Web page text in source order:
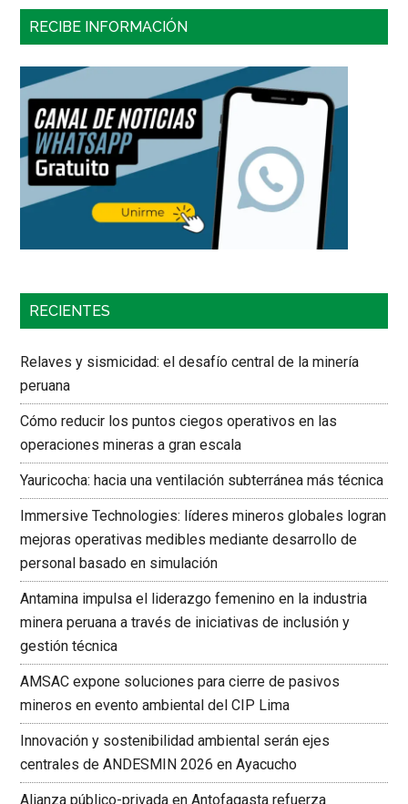
RECIBE INFORMACIÓN
RECIENTES
Relaves y sismicidad: el desafío central de la minería
peruana
Cómo reducir los puntos ciegos operativos en las
operaciones mineras a gran escala
Yauricocha: hacia una ventilación subterránea más técnica
Immersive Technologies: líderes mineros globales logran
mejoras operativas medibles mediante desarrollo de
personal basado en simulación
Antamina impulsa el liderazgo femenino en la industria
minera peruana a través de iniciativas de inclusión y
gestión técnica
AMSAC expone soluciones para cierre de pasivos
mineros en evento ambiental del CIP Lima
Innovación y sostenibilidad ambiental serán ejes
centrales de ANDESMIN 2026 en Ayacucho
Alianza público-privada en Antofagasta refuerza